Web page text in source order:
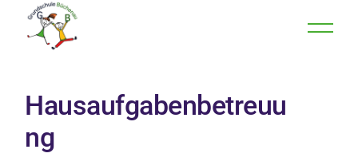
Hausaufgabenbetreuu
ng